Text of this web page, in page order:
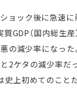
ョック後に急速に
GDP（国内総生産
の減少率になっ
2ケタの減少率だ
史上初めてのこと